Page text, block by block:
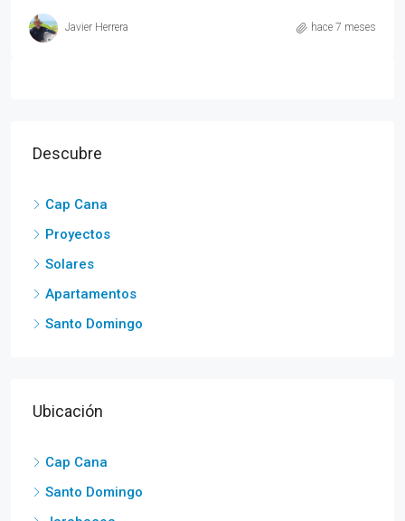
Javier Herrera hace 7 meses
Descubre
Cap Cana
Proyectos
Solares
Apartamentos
Santo Domingo
Ubicación
Cap Cana
Santo Domingo